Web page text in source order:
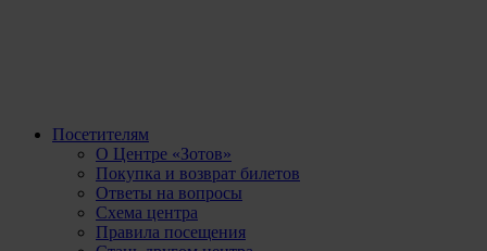
Посетителям
О Центре «Зотов»
Покупка и возврат билетов
Ответы на вопросы
Схема центра
Правила посещения